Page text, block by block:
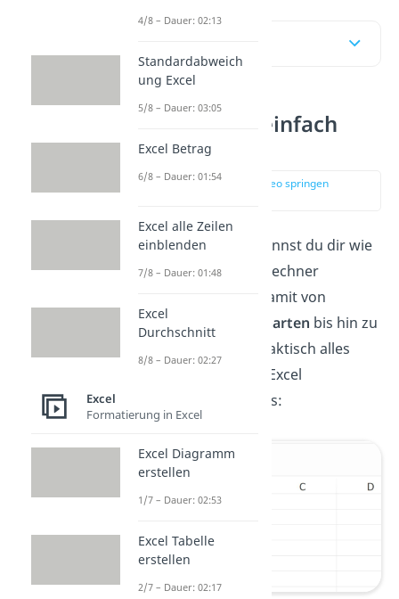
Excel Formeln einfach
erklärt
zur Stelle im Video springen
Das Programm Excel kannst du dir wie
einen riesigen Taschenrechner
vorstellen. Du kannst damit von
einfachen
Grundrechenarten bis hin zu
praktisch alles
rechnen. Eine einfache Excel
Berechnung sieht so aus:
4/8 – Dauer: 02:13
Standardabweich
ung Excel
5/8 – Dauer: 03:05
Excel Betrag
6/8 – Dauer: 01:54
Excel alle Zeilen
einblenden
7/8 – Dauer: 01:48
Excel
Durchschnitt
8/8 – Dauer: 02:27
Excel
Formatierung in Excel
Excel Diagramm
erstellen
1/7 – Dauer: 02:53
Excel Tabelle
erstellen
2/7 – Dauer: 02:17